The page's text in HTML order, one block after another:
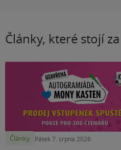
Články, které stojí
Články Pátek 7. srpna 2026